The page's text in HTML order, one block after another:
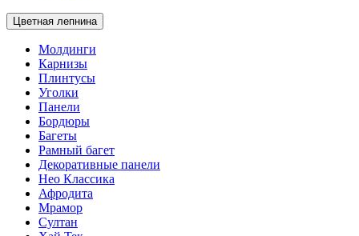
Цветная лепнина
Молдинги
Карнизы
Плинтусы
Уголки
Панели
Бордюры
Багеты
Рамный багет
Декоративные панели
Нео Классика
Афродита
Мрамор
Султан